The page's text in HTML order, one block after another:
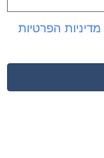
מדיניות הפרטיות